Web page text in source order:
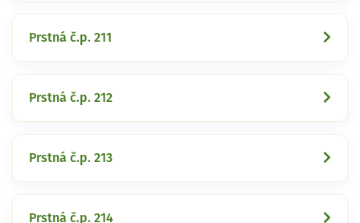
Prstná č.p. 211
Prstná č.p. 212
Prstná č.p. 213
Prstná č.p. 214